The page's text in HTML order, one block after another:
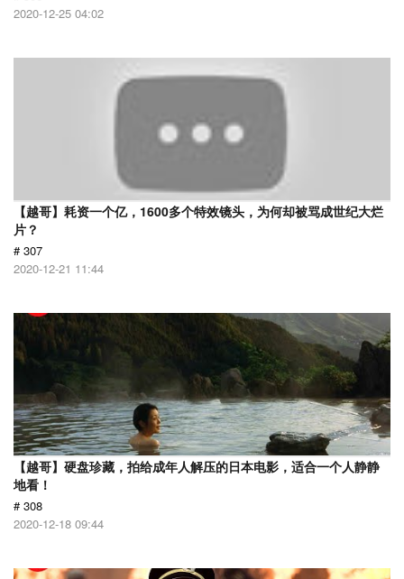
2020-12-25 04:02
【越哥】耗资一个亿，1600多个特效镜头，为何却被骂成世纪大烂
片？
# 307
2020-12-21 11:44
【越哥】硬盘珍藏，拍给成年人解压的日本电影，适合一个人静静
地看！
# 308
2020-12-18 09:44